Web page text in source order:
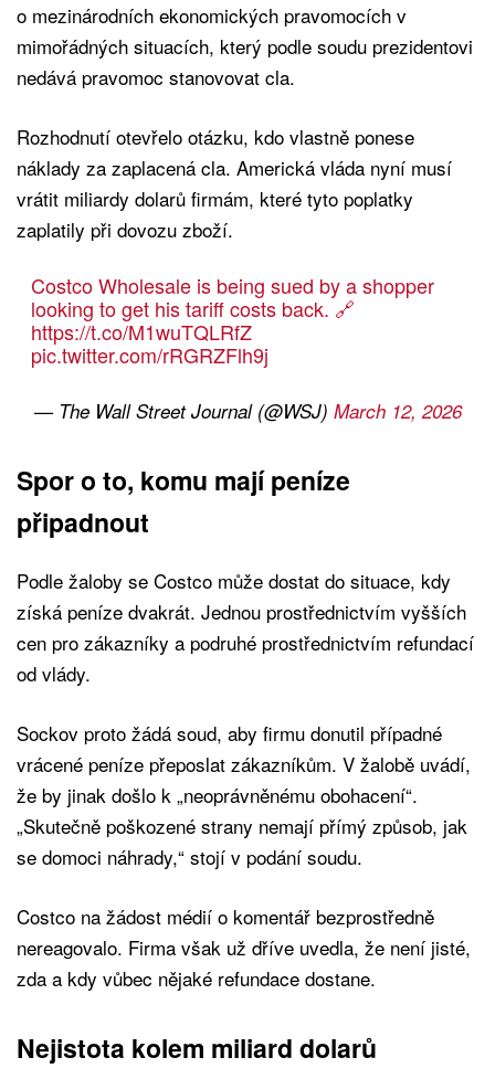
o mezinárodních ekonomických pravomocích v
mimořádných situacích, který podle soudu prezidentovi
nedává pravomoc stanovovat cla.
Rozhodnutí otevřelo otázku, kdo vlastně ponese
náklady za zaplacená cla. Americká vláda nyní musí
vrátit miliardy dolarů firmám, které tyto poplatky
zaplatily při dovozu zboží.
Costco Wholesale is being sued by a shopper
looking to get his tariff costs back. 🔗
https://t.co/M1wuTQLRfZ
pic.twitter.com/rRGRZFlh9j
— The Wall Street Journal (@WSJ) March 12, 2026
Spor o to, komu mají peníze
připadnout
Podle žaloby se Costco může dostat do situace, kdy
získá peníze dvakrát. Jednou prostřednictvím vyšších
cen pro zákazníky a podruhé prostřednictvím refundací
od vlády.
Sockov proto žádá soud, aby firmu donutil případné
vrácené peníze přeposlat zákazníkům. V žalobě uvádí,
že by jinak došlo k „neoprávněnému obohacení“.
„Skutečně poškozené strany nemají přímý způsob, jak
se domoci náhrady,“ stojí v podání soudu.
Costco na žádost médií o komentář bezprostředně
nereagovalo. Firma však už dříve uvedla, že není jisté,
zda a kdy vůbec nějaké refundace dostane.
Nejistota kolem miliard dolarů